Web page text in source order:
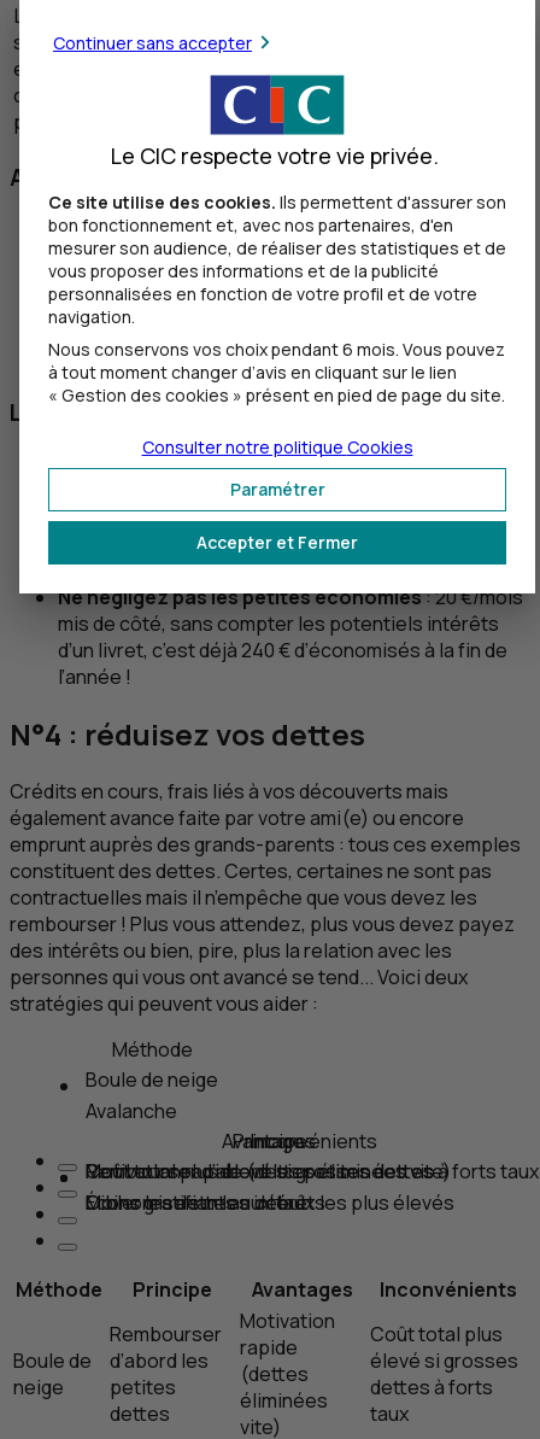
Laurine veut acheter
sa maison dans 5 ans
et souhaite mettre de
côté pour son apport
personnel.
21 000 €5 ans
Alors, comment s’y prendre ?
Ouvrez unlivret d’épargne, si ça n’est pas déjà fait.
Mettez en place unvirement automatique, à la date
du versement de votre salaire.
Créez un graphique de suivi, via une application
spécifique ou un simple tableur Excel, qui vous
montre combien il reste à mettre de côté.
Les pièges à éviter :
Ne vous fixez pas d’objectifs trop ambitieux(ou
surréaliste) compte tenu de votre situation
financière. Un salaire à 1 500 € ? Ne cherchez pas à
mettre 500 € de côté, 300 € (au maximum) suffiront
déjà amplement.
Ne négligez pas les petites économies: 20 €/mois
mis de côté, sans compter les potentiels intérêts
d’un livret, c’est déjà 240 € d’économisés à la fin de
l’année !
N°4 : réduisez vos dettes
Crédits en cours, frais liés à vos découverts mais
également avance faite par votre ami(e) ou encore
emprunt auprès des grands-parents : tous ces exemples
constituent des dettes. Certes, certaines ne sont pas
contractuelles mais il n’empêche que vous devez les
rembourser ! Plus vous attendez, plus vous devez payez
des intérêts ou bien, pire, plus la relation avec les
personnes qui vous ont avancé se tend... Voici deux
stratégies qui peuvent vous aider :
Méthode
Boule de neige
Avalanche
Principe
Rembourser d’abord les petites dettes
Cibler les dettes aux taux les plus élevés
Avantages
Motivation rapide (dettes éliminées vite)
Économise sur les intérêts
Inconvénients
Coût total plus élevé si grosses dettes à forts taux
Moins gratifiant au début
Méthode Principe Avantages Inconvénients
Boule de
neige
Rembourser
d’abord les
petites
dettes
Motivation
rapide
(dettes
éliminées
vite)
Coût total plus
élevé si grosses
dettes à forts
taux
Continuer sans accepter
Le CIC respecte votre vie privée.
Ce site utilise des cookies. Ils permettent d'assurer son
bon fonctionnement et, avec nos partenaires, d'en
mesurer son audience, de réaliser des statistiques et de
vous proposer des informations et de la publicité
personnalisées en fonction de votre profil et de votre
navigation.
Nous conservons vos choix pendant 6 mois. Vous pouvez
à tout moment changer d’avis en cliquant sur le lien
« Gestion des cookies » présent en pied de page du site.
Accepter et Fermer
Paramétrer
Consulter notre politique Cookies